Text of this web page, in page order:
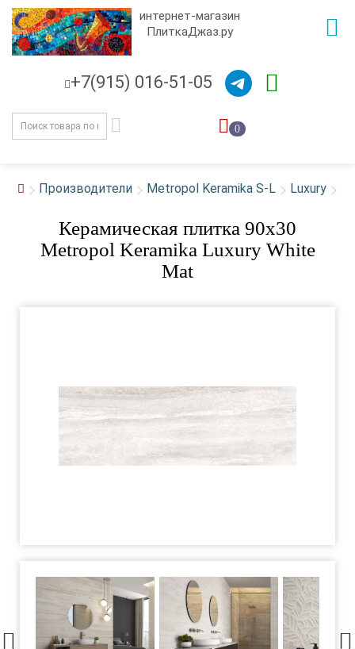
интернет-магазин
ПлиткаДжаз.ру
+7(915) 016-51-05
0
Производители Metropol Keramika S-L Luxury
Керамическая плитка 90x30
Metropol Keramika Luxury White
Mat